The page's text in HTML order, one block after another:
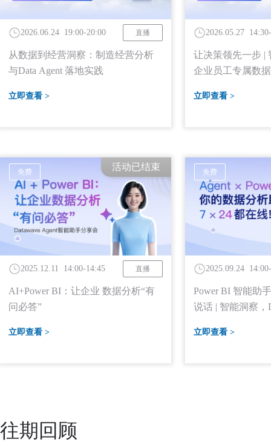
2026.06.24 19:00-20:00 直播
从数据到经营洞察：制造经营分析
与Data Agent 落地实践
立即查看 >
2026.05.27
让决策领先一步
企业员工专属数
立即查看 >
免费 活动已结束
2025.12.11 14:00-14:45 直播
AI+Power BI：让企业 数据分析“有
问必答”
立即查看 >
免费
2025.09.24
Power BI 智能助
说话 | 智能洞察，
立即查看 >
往期回顾